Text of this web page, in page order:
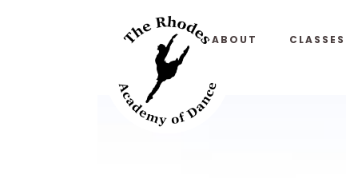
ABOUT